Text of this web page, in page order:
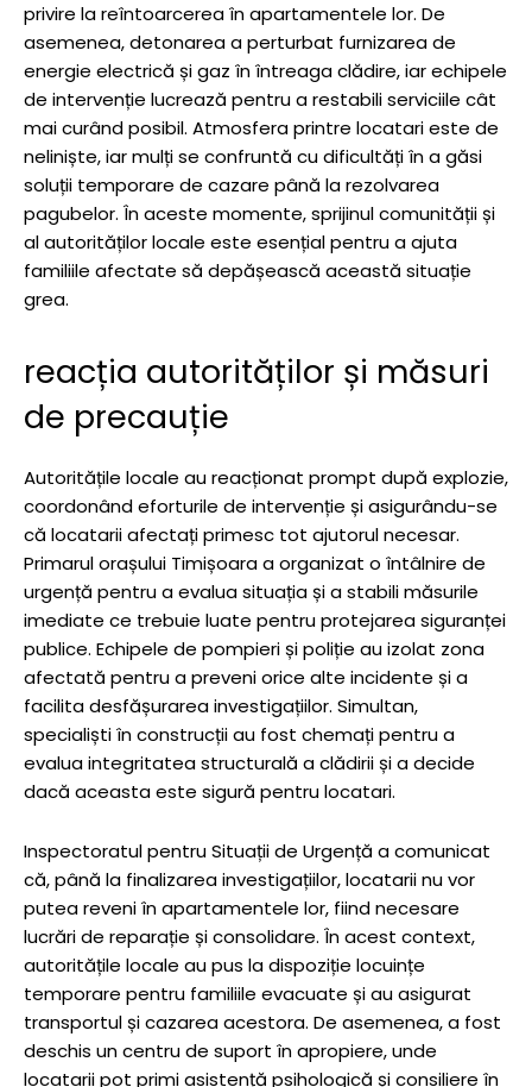
privire la reîntoarcerea în apartamentele lor. De
asemenea, detonarea a perturbat furnizarea de
energie electrică și gaz în întreaga clădire, iar echipele
de intervenție lucrează pentru a restabili serviciile cât
mai curând posibil. Atmosfera printre locatari este de
neliniște, iar mulți se confruntă cu dificultăți în a găsi
soluții temporare de cazare până la rezolvarea
pagubelor. În aceste momente, sprijinul comunității și
al autorităților locale este esențial pentru a ajuta
familiile afectate să depășească această situație
grea.
reacția autorităților și măsuri
de precauție
Autoritățile locale au reacționat prompt după explozie,
coordonând eforturile de intervenție și asigurându-se
că locatarii afectați primesc tot ajutorul necesar.
Primarul orașului Timișoara a organizat o întâlnire de
urgență pentru a evalua situația și a stabili măsurile
imediate ce trebuie luate pentru protejarea siguranței
publice. Echipele de pompieri și poliție au izolat zona
afectată pentru a preveni orice alte incidente și a
facilita desfășurarea investigațiilor. Simultan,
specialiști în construcții au fost chemați pentru a
evalua integritatea structurală a clădirii și a decide
dacă aceasta este sigură pentru locatari.
Inspectoratul pentru Situații de Urgență a comunicat
că, până la finalizarea investigațiilor, locatarii nu vor
putea reveni în apartamentele lor, fiind necesare
lucrări de reparație și consolidare. În acest context,
autoritățile locale au pus la dispoziție locuințe
temporare pentru familiile evacuate și au asigurat
transportul și cazarea acestora. De asemenea, a fost
deschis un centru de suport în apropiere, unde
locatarii pot primi asistență psihologică și consiliere în